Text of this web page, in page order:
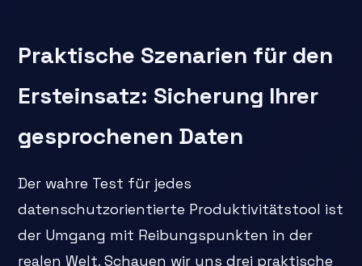
Praktische Szenarien für den
Ersteinsatz: Sicherung Ihrer
gesprochenen Daten
Der wahre Test für jedes
datenschutzorientierte Produktivitätstool ist
der Umgang mit Reibungspunkten in der
realen Welt. Schauen wir uns drei praktische